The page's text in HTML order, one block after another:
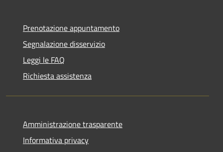
Prenotazione appuntamento
Segnalazione disservizio
Leggi le FAQ
Richiesta assistenza
Amministrazione trasparente
Informativa privacy